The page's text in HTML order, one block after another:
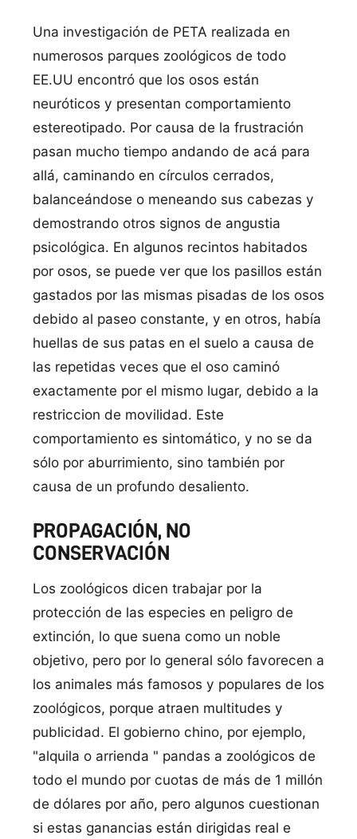
Una investigación de PETA realizada en
numerosos parques zoológicos de todo
EE.UU encontró que los osos están
neuróticos y presentan comportamiento
estereotipado. Por causa de la frustración
pasan mucho tiempo andando de acá para
allá, caminando en círculos cerrados,
balanceándose o meneando sus cabezas y
demostrando otros signos de angustia
psicológica. En algunos recintos habitados
por osos, se puede ver que los pasillos están
gastados por las mismas pisadas de los osos
debido al paseo constante, y en otros, había
huellas de sus patas en el suelo a causa de
las repetidas veces que el oso caminó
exactamente por el mismo lugar, debido a la
restriccion de movilidad. Este
comportamiento es sintomático, y no se da
sólo por aburrimiento, sino también por
causa de un profundo desaliento.
PROPAGACIÓN, NO
CONSERVACIÓN
Los zoológicos dicen trabajar por la
protección de las especies en peligro de
extinción, lo que suena como un noble
objetivo, pero por lo general sólo favorecen a
los animales más famosos y populares de los
zoológicos, porque atraen multitudes y
publicidad. El gobierno chino, por ejemplo,
"alquila o arrienda " pandas a zoológicos de
todo el mundo por cuotas de más de 1 millón
de dólares por año, pero algunos cuestionan
si estas ganancias están dirigidas real e